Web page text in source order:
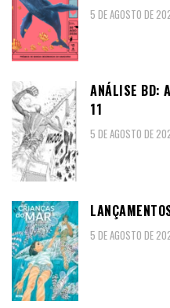
5 DE AGOSTO DE
ANÁLISE BD:
11
5 DE AGOSTO DE
5 DE AGOSTO DE